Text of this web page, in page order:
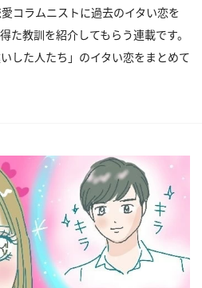
コラムニストに過去のイタい恋を
た教訓を紹介してもらう連載です。
した人たち」のイタい恋をまとめて